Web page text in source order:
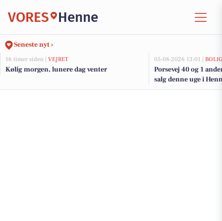
VORES Henne
Seneste nyt ›
16 timer siden | VEJRET
Kølig morgen, lunere dag venter
05-08-2026 13:01 |
Porsevej 40 og 1
salg denne uge i